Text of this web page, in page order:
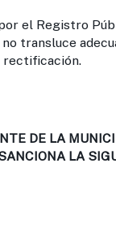
Público
transluce
rectificación.
DE LA
LA